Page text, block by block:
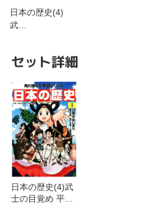
日本の歴史(4)
武…
セット詳細
日本の歴史(4)武
士の目覚め 平安